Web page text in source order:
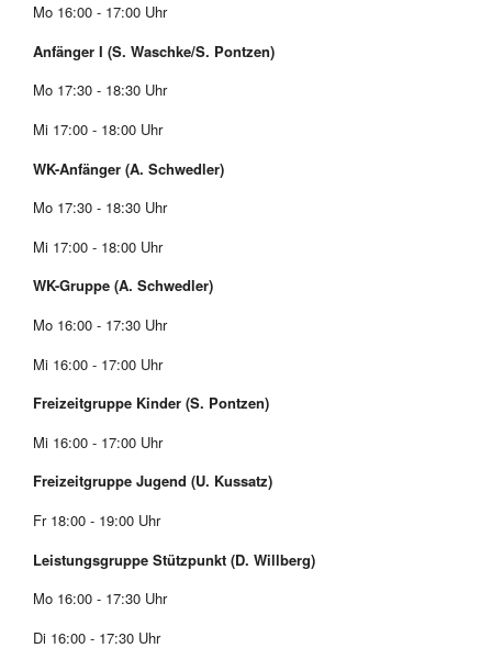
Mo 16:00 - 17:00 Uhr
Anfänger I (S. Waschke/S. Pontzen)
Mo 17:30 - 18:30 Uhr
Mi 17:00 - 18:00 Uhr
WK-Anfänger (A. Schwedler)
Mo 17:30 - 18:30 Uhr
Mi 17:00 - 18:00 Uhr
WK-Gruppe (A. Schwedler)
Mo 16:00 - 17:30 Uhr
Mi 16:00 - 17:00 Uhr
Freizeitgruppe Kinder (S. Pontzen)
Mi 16:00 - 17:00 Uhr
Freizeitgruppe Jugend (U. Kussatz)
Fr 18:00 - 19:00 Uhr
Leistungsgruppe Stützpunkt (D. Willberg)
Mo 16:00 - 17:30 Uhr
Di 16:00 - 17:30 Uhr